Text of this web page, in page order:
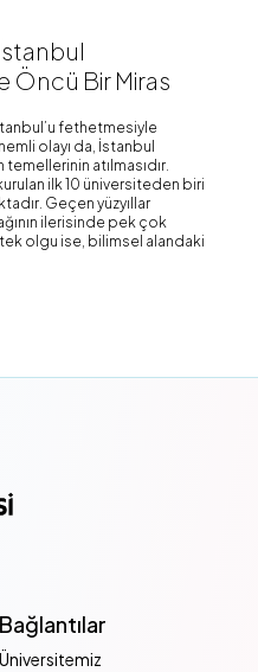
Öncü Bir Miras
fethetmesiyle
olayı da, İstanbul
atılmasıdır.
ilk 10 üniversiteden biri
Geçen yüzyıllar
ilerisinde pek çok
olgu ise, bilimsel alandaki
Bağlantılar
Üniversitemiz